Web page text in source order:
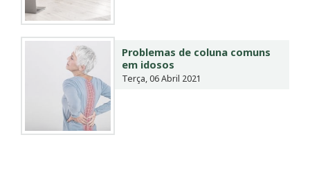
Problemas de coluna comuns
em idosos
Terça, 06 Abril 2021